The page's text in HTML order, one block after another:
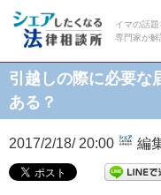
イマの話題
専門家が解
引越しの際に必要
ある？
2017/2/18/ 20:00 編